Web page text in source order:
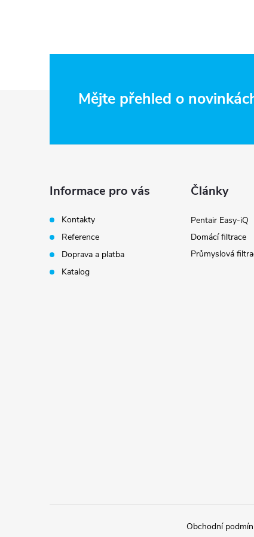
Mějte přehled o
Informace pro vás
Kontakty
Reference
Doprava a platba
Katalog
Články
Pentair Easy-iQ
Domácí filtrace
Průmyslová
Obchodní